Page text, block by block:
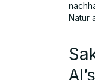
Natur
AI’s